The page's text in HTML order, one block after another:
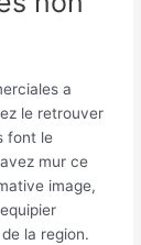
a
le retrouver
font le
mur ce
image,
la region.